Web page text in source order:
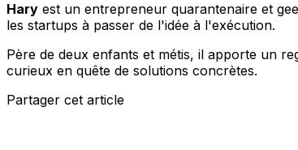
Hary est un entrepreneur quarantenaire et
les startups à passer de l'idée à l'exécution.
Père de deux enfants et métis, il apporte un
curieux en quête de solutions concrètes.
Partager cet article